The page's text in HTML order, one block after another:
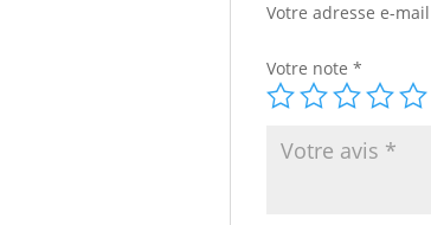
Votre adresse e-
Votre note *